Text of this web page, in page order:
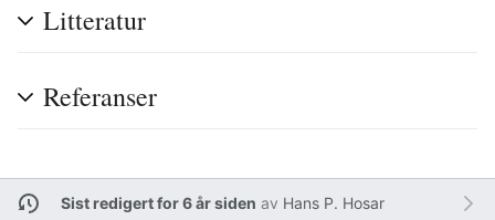
Litteratur
Referanser
Sist redigert for 6 år siden av Hans P. Hosar